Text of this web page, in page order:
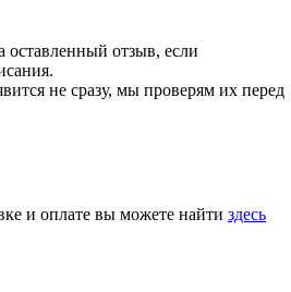
оставленный отзыв, если
не сразу, мы проверям их перед
и оплате вы можете найти здесь